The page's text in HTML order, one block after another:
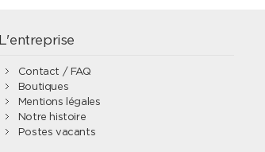
L'entreprise
Contact / FAQ
Boutiques
Mentions légales
Notre histoire
Postes vacants